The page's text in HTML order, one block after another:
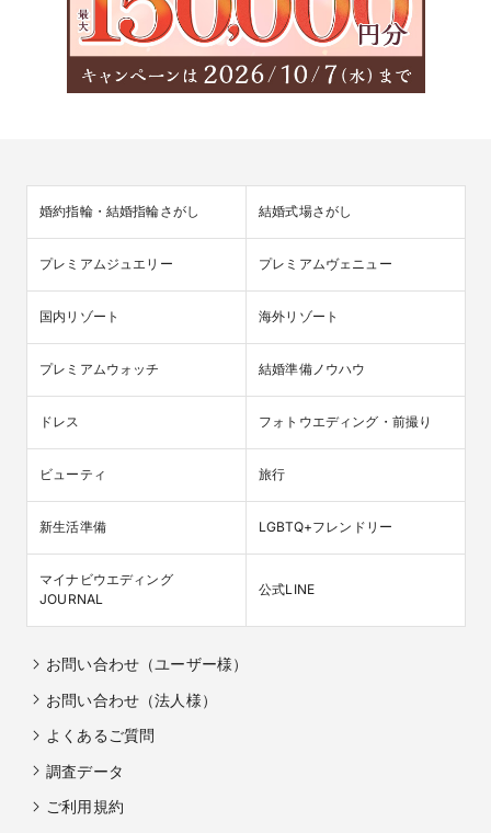
婚約指輪・結婚指輪さがし 結婚式場さがし
プレミアムジュエリー プレミアムヴェニュー
国内リゾート 海外リゾート
プレミアムウォッチ 結婚準備ノウハウ
ドレス フォトウエディング・前撮り
ビューティ 旅行
新生活準備 LGBTQ+フレンドリー
マイナビウエディング
JOURNAL
公式LINE
お問い合わせ（ユーザー様）
お問い合わせ（法人様）
よくあるご質問
調査データ
ご利用規約